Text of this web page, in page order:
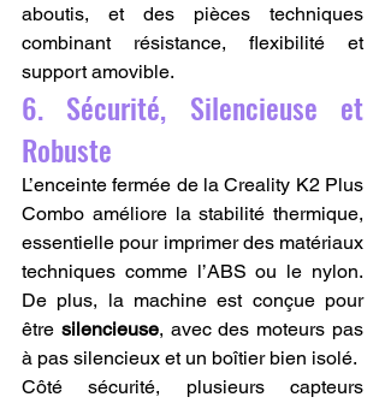
aboutis, et des pièces techniques
combinant résistance, flexibilité et
support amovible.
6. Sécurité, Silencieuse et
Robuste
L’enceinte fermée de la Creality K2 Plus
Combo améliore la stabilité thermique,
essentielle pour imprimer des matériaux
techniques comme l’ABS ou le nylon.
De plus, la machine est conçue pour
être silencieuse, avec des moteurs pas
à pas silencieux et un boîtier bien isolé.
Côté sécurité, plusieurs capteurs